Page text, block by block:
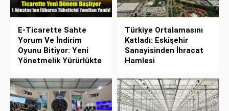
E-Ticarette Sahte
Yorum Ve İndirim
Oyunu Bitiyor: Yeni
Yönetmelik Yürürlükte
Türkiye Ortalamasını
Katladı: Eskişehir
Sanayisinden İhracat
Hamlesi